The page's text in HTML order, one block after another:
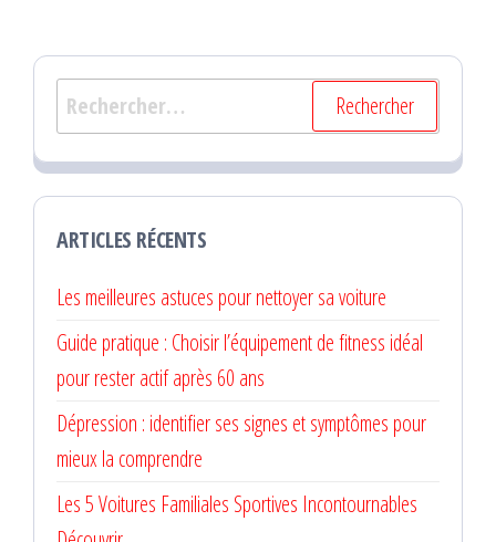
Rechercher :
ARTICLES RÉCENTS
Les meilleures astuces pour nettoyer sa voiture
Guide pratique : Choisir l’équipement de fitness idéal
pour rester actif après 60 ans
Dépression : identifier ses signes et symptômes pour
mieux la comprendre
Les 5 Voitures Familiales Sportives Incontournables